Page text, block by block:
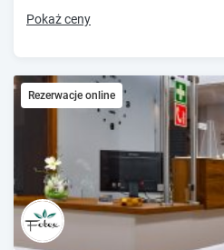
Pokaż ceny
Rezerwacje online